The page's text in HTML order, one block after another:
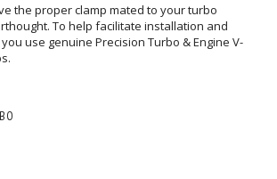
the proper clamp mated to your turbo
To help facilitate installation and
use genuine Precision Turbo & Engine V-